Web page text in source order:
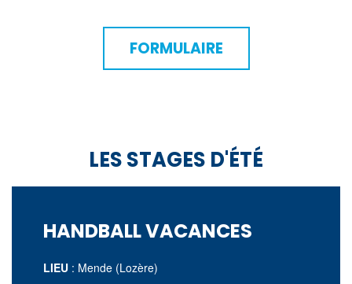
FORMULAIRE
LES STAGES D'ÉTÉ
HANDBALL VACANCES
LIEU : Mende (Lozère)